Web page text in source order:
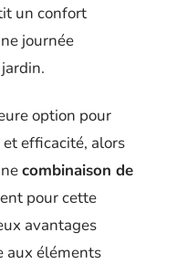
un confort
journée
option pour
efficacité, alors
combinaison de
pour cette
avantages
aux éléments